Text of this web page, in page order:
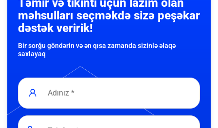
Təmir və tikinti üçün lazım olan
məhsulları seçməkdə sizə peşəkar
dəstək veririk!
Bir sorğu göndərin və ən qısa zamanda sizinlə əlaqə
saxlayaq